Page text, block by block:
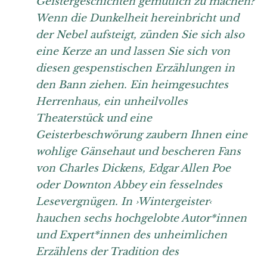
Wenn die Dunkelheit hereinbricht und
der Nebel aufsteigt, zünden Sie sich also
eine Kerze an und lassen Sie sich von
diesen gespenstischen Erzählungen in
den Bann ziehen. Ein heimgesuchtes
Herrenhaus, ein unheilvolles
Theaterstück und eine
Geisterbeschwörung zaubern Ihnen eine
wohlige Gänsehaut und bescheren Fans
von Charles Dickens, Edgar Allen Poe
oder Downton Abbey ein fesselndes
Lesevergnügen. In ›Wintergeister‹
hauchen sechs hochgelobte Autor*innen
und Expert*innen des unheimlichen
Erzählens der Tradition des